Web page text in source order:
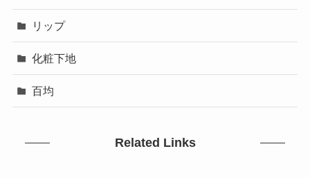
リップ
化粧下地
百均
Related Links